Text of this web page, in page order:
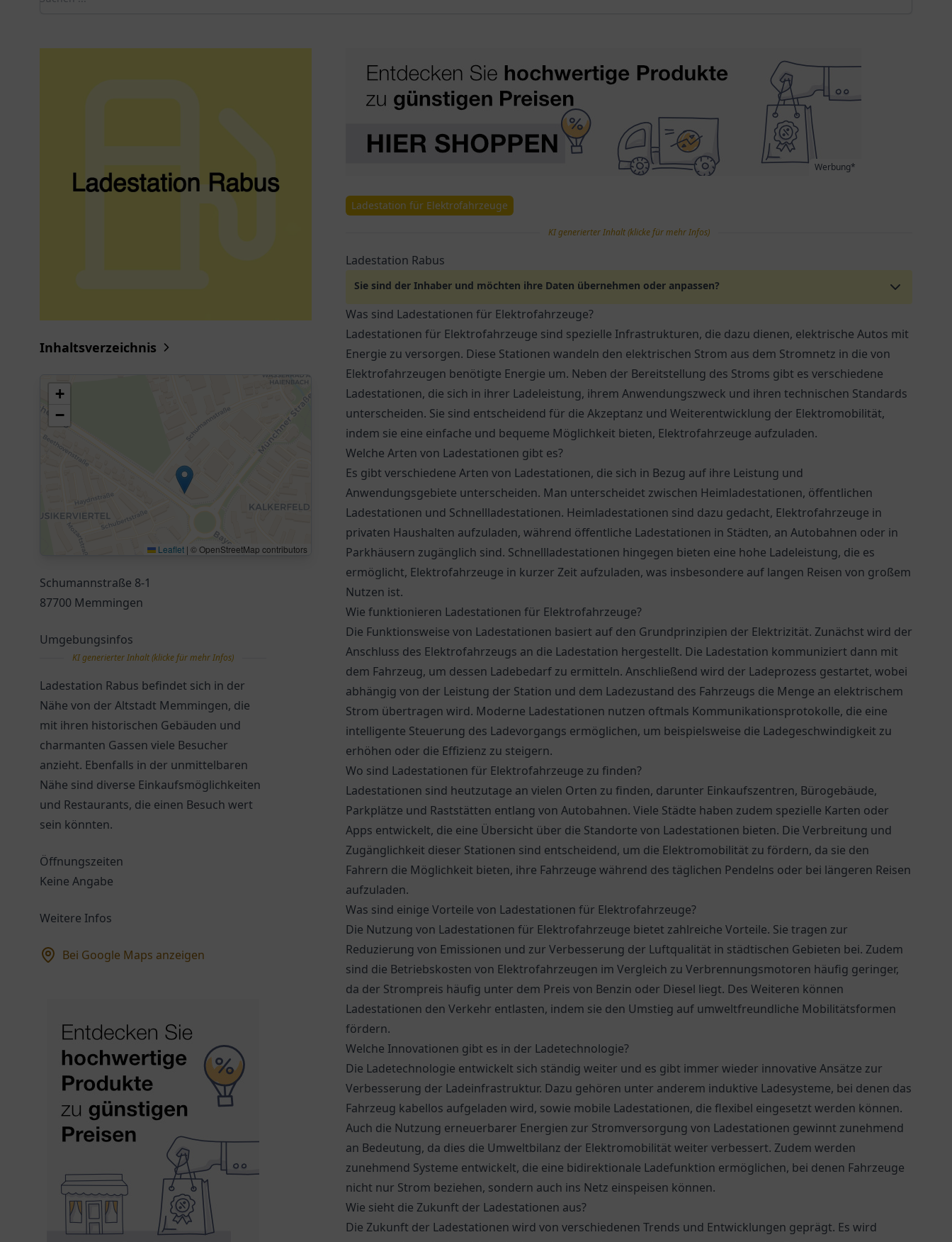
Inhaltsverzeichnis
+
−
Leaflet | © OpenStreetMap contributors
Schumannstraße 8-1
87700 Memmingen
Umgebungsinfos
KI generierter Inhalt (klicke für mehr Infos)
Ladestation Rabus befindet sich in der
Nähe von der Altstadt Memmingen, die
mit ihren historischen Gebäuden und
charmanten Gassen viele Besucher
anzieht. Ebenfalls in der unmittelbaren
Nähe sind diverse Einkaufsmöglichkeiten
und Restaurants, die einen Besuch wert
sein könnten.
Öffnungszeiten
Keine Angabe
Weitere Infos
Bei Google Maps anzeigen
Werbung*
Ladestation für Elektrofahrzeuge
KI generierter Inhalt (klicke für mehr Infos)
Ladestation Rabus
Sie sind der Inhaber und möchten ihre Daten übernehmen oder anpassen?
Was sind Ladestationen für Elektrofahrzeuge?
Ladestationen für Elektrofahrzeuge sind spezielle Infrastrukturen, die dazu dienen, elektrische Autos mit
Energie zu versorgen. Diese Stationen wandeln den elektrischen Strom aus dem Stromnetz in die von
Elektrofahrzeugen benötigte Energie um. Neben der Bereitstellung des Stroms gibt es verschiedene
Ladestationen, die sich in ihrer Ladeleistung, ihrem Anwendungszweck und ihren technischen Standards
unterscheiden. Sie sind entscheidend für die Akzeptanz und Weiterentwicklung der Elektromobilität,
indem sie eine einfache und bequeme Möglichkeit bieten, Elektrofahrzeuge aufzuladen.
Welche Arten von Ladestationen gibt es?
Es gibt verschiedene Arten von Ladestationen, die sich in Bezug auf ihre Leistung und
Anwendungsgebiete unterscheiden. Man unterscheidet zwischen Heimladestationen, öffentlichen
Ladestationen und Schnellladestationen. Heimladestationen sind dazu gedacht, Elektrofahrzeuge in
privaten Haushalten aufzuladen, während öffentliche Ladestationen in Städten, an Autobahnen oder in
Parkhäusern zugänglich sind. Schnellladestationen hingegen bieten eine hohe Ladeleistung, die es
ermöglicht, Elektrofahrzeuge in kurzer Zeit aufzuladen, was insbesondere auf langen Reisen von großem
Nutzen ist.
Wie funktionieren Ladestationen für Elektrofahrzeuge?
Die Funktionsweise von Ladestationen basiert auf den Grundprinzipien der Elektrizität. Zunächst wird der
Anschluss des Elektrofahrzeugs an die Ladestation hergestellt. Die Ladestation kommuniziert dann mit
dem Fahrzeug, um dessen Ladebedarf zu ermitteln. Anschließend wird der Ladeprozess gestartet, wobei
abhängig von der Leistung der Station und dem Ladezustand des Fahrzeugs die Menge an elektrischem
Strom übertragen wird. Moderne Ladestationen nutzen oftmals Kommunikationsprotokolle, die eine
intelligente Steuerung des Ladevorgangs ermöglichen, um beispielsweise die Ladegeschwindigkeit zu
erhöhen oder die Effizienz zu steigern.
Wo sind Ladestationen für Elektrofahrzeuge zu finden?
Ladestationen sind heutzutage an vielen Orten zu finden, darunter Einkaufszentren, Bürogebäude,
Parkplätze und Raststätten entlang von Autobahnen. Viele Städte haben zudem spezielle Karten oder
Apps entwickelt, die eine Übersicht über die Standorte von Ladestationen bieten. Die Verbreitung und
Zugänglichkeit dieser Stationen sind entscheidend, um die Elektromobilität zu fördern, da sie den
Fahrern die Möglichkeit bieten, ihre Fahrzeuge während des täglichen Pendelns oder bei längeren Reisen
aufzuladen.
Was sind einige Vorteile von Ladestationen für Elektrofahrzeuge?
Die Nutzung von Ladestationen für Elektrofahrzeuge bietet zahlreiche Vorteile. Sie tragen zur
Reduzierung von Emissionen und zur Verbesserung der Luftqualität in städtischen Gebieten bei. Zudem
sind die Betriebskosten von Elektrofahrzeugen im Vergleich zu Verbrennungsmotoren häufig geringer,
da der Strompreis häufig unter dem Preis von Benzin oder Diesel liegt. Des Weiteren können
Ladestationen den Verkehr entlasten, indem sie den Umstieg auf umweltfreundliche Mobilitätsformen
fördern.
Welche Innovationen gibt es in der Ladetechnologie?
Die Ladetechnologie entwickelt sich ständig weiter und es gibt immer wieder innovative Ansätze zur
Verbesserung der Ladeinfrastruktur. Dazu gehören unter anderem induktive Ladesysteme, bei denen das
Fahrzeug kabellos aufgeladen wird, sowie mobile Ladestationen, die flexibel eingesetzt werden können.
Auch die Nutzung erneuerbarer Energien zur Stromversorgung von Ladestationen gewinnt zunehmend
an Bedeutung, da dies die Umweltbilanz der Elektromobilität weiter verbessert. Zudem werden
zunehmend Systeme entwickelt, die eine bidirektionale Ladefunktion ermöglichen, bei denen Fahrzeuge
nicht nur Strom beziehen, sondern auch ins Netz einspeisen können.
Wie sieht die Zukunft der Ladestationen aus?
Die Zukunft der Ladestationen wird von verschiedenen Trends und Entwicklungen geprägt. Es wird